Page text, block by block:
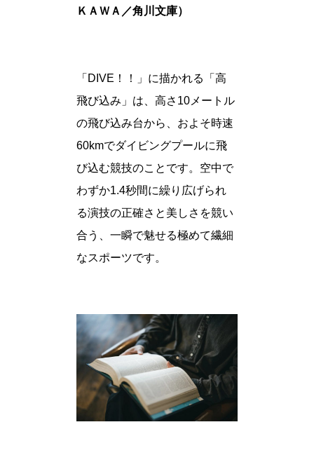
ＫＡＷＡ／角川文庫）
「DIVE！！」に描かれる「高
飛び込み」は、高さ10メートル
の飛び込み台から、およそ時速
60kmでダイビングプールに飛
び込む競技のことです。空中で
わずか1.4秒間に繰り広げられ
る演技の正確さと美しさを競い
合う、一瞬で魅せる極めて繊細
なスポーツです。